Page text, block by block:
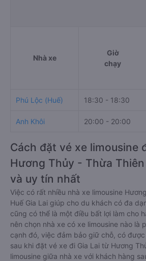
Nhà xe
Giờ
chạy
Phú Lộc (Huế) 18:30 - 18:30
Anh Khôi 20:00 - 20:00
Cách đặt vé xe limousine
Hương Thủy - Thừa
và uy tín nhất
Việc có rất nhiều nhà xe limousine
Huế Gia Lai giúp cho du khách có đa
cũng có thể là một điều bất lợi làm cho
nên chọn nhà xe có xe limousine nào là
cạnh đó, việc đảm bảo giữ chỗ, có
sau khi đặt vé xe đi Gia Lai từ Hương
limousine giữa nhà xe với khách hàng